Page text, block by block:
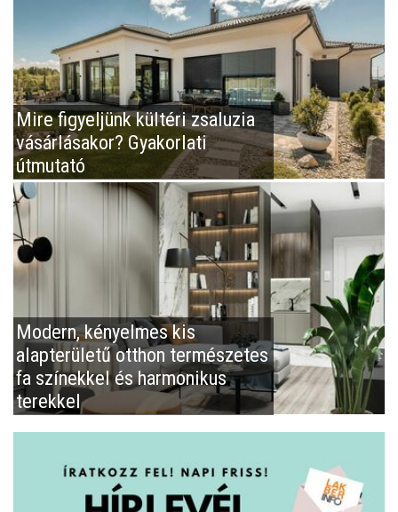
Mire figyeljünk kültéri zsaluzia
vásárlásakor? Gyakorlati
útmutató
Modern, kényelmes kis
alapterületű otthon természetes
fa színekkel és harmonikus
terekkel